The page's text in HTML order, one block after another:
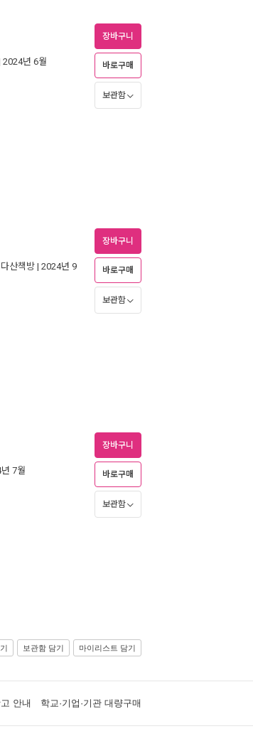
2024년 6월
장바구니
바로구매
보관함
다산책방 | 2024년 9
장바구니
바로구매
보관함
7월
장바구니
바로구매
보관함
보관함 담기 마이리스트 담기
안내 학교·기업·기관 대량구매